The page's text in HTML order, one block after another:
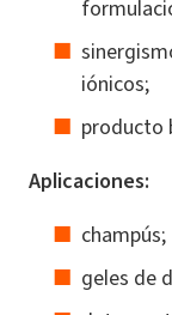
iónicos;
producto
Aplicaciones:
champús;
geles de